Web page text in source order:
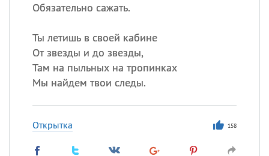
Обязательно сажать.
Ты летишь в своей кабине
От звезды и до звезды,
Там на пыльных на тропинках
Мы найдем твои следы.
Открытка 158